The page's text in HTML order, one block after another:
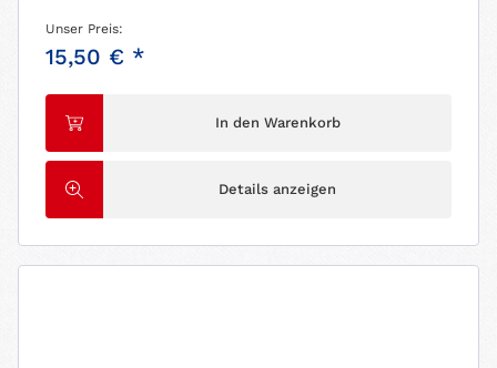
Unser Preis:
15,50 € *
In den Warenkorb
Details anzeigen